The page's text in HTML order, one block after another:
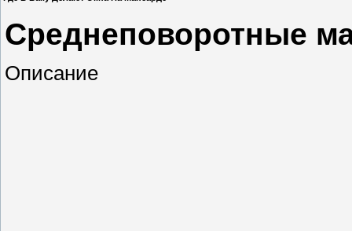
Среднеповоротные
Описание